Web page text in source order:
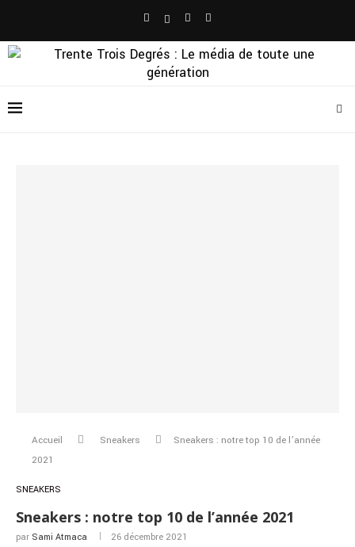
Accueil Sneakers
Sneakers : notre top 10 de l’année
2021
SNEAKERS
Sneakers : notre top 10 de l’année 2021
par Sami Atmaca 26 décembre 2021